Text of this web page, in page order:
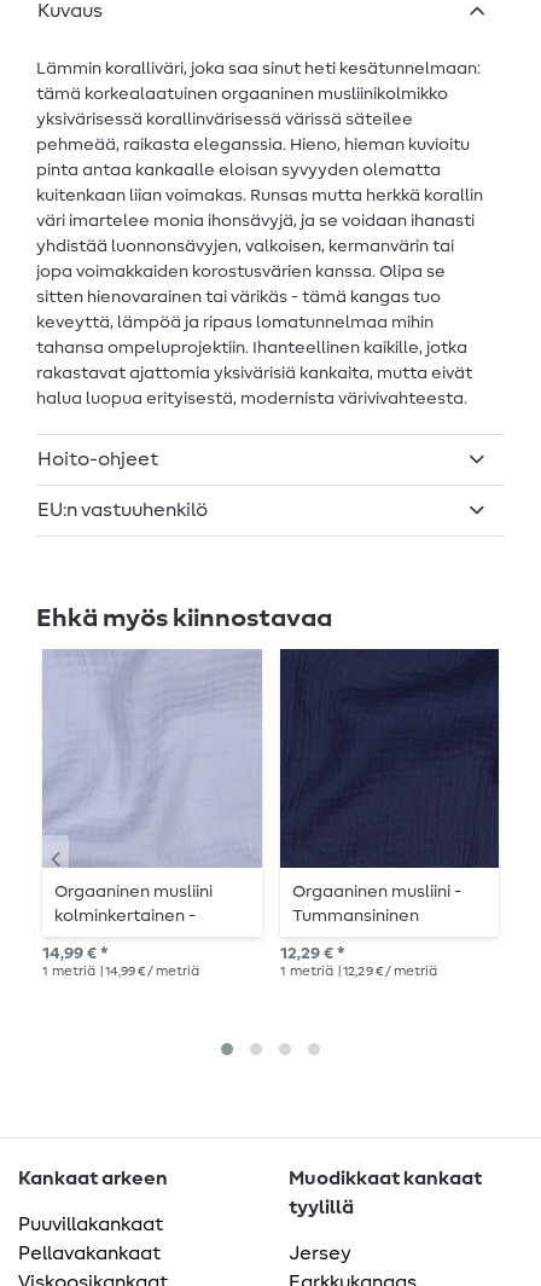
Kuvaus
Lämmin koralliväri, joka saa sinut heti kesätunnelmaan:
tämä korkealaatuinen orgaaninen musliinikolmikko
yksivärisessä korallinvärisessä värissä säteilee
pehmeää, raikasta eleganssia. Hieno, hieman kuvioitu
pinta antaa kankaalle eloisan syvyyden olematta
kuitenkaan liian voimakas. Runsas mutta herkkä korallin
väri imartelee monia ihonsävyjä, ja se voidaan ihanasti
yhdistää luonnonsävyjen, valkoisen, kermanvärin tai
jopa voimakkaiden korostusvärien kanssa. Olipa se
sitten hienovarainen tai värikäs - tämä kangas tuo
keveyttä, lämpöä ja ripaus lomatunnelmaa mihin
tahansa ompeluprojektiin. Ihanteellinen kaikille, jotka
rakastavat ajattomia yksivärisiä kankaita, mutta eivät
halua luopua erityisestä, modernista värivivahteesta.
Hoito-ohjeet
EU:n vastuuhenkilö
Ehkä myös kiinnostavaa
Orgaaninen musliini
kolminkertainen -
vaaleansininen
14,99 € *
1 metriä | 14,99 € / metriä
Orgaaninen musliini -
Tummansininen
12,29 € *
1 metriä | 12,29 € / metriä
Kankaat arkeen
Puuvillakankaat
Pellavakankaat
Muodikkaat kankaat
tyylillä
Jersey